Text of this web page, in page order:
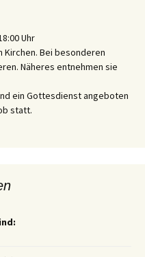
Uhr
Bei besonderen
Näheres entnehmen sie
ein Gottesdienst angeboten
statt.